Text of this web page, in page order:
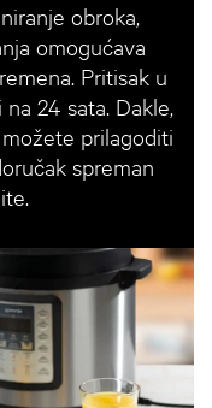
obroka,
omogućava
Pritisak u
24 sata. Dakle,
prilagoditi
spreman